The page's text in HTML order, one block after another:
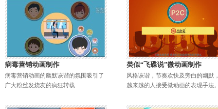
病毒营销动画制作
病毒营销动画的幽默诙谐的氛围吸引了
广大粉丝发烧友的疯狂转载
类似“飞碟说”微动画制作
风格诙谐，节奏欢快及旁白的幽默
越来越的人接受微动画的表现手法